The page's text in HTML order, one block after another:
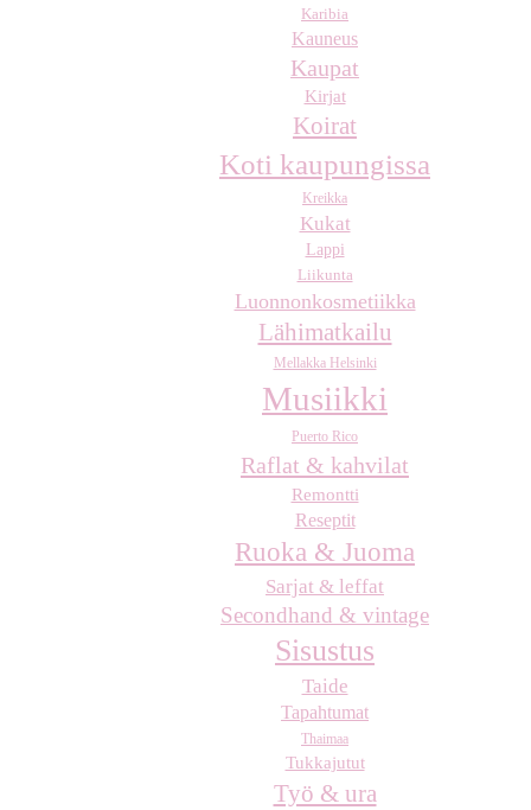
Karibia
Kauneus
Kaupat
Kirjat
Koirat
Koti kaupungissa
Kreikka
Kukat
Lappi
Liikunta
Luonnonkosmetiikka
Lähimatkailu
Mellakka Helsinki
Musiikki
Puerto Rico
Raflat & kahvilat
Remontti
Reseptit
Ruoka & Juoma
Sarjat & leffat
Secondhand & vintage
Sisustus
Taide
Tapahtumat
Thaimaa
Tukkajutut
Työ & ura